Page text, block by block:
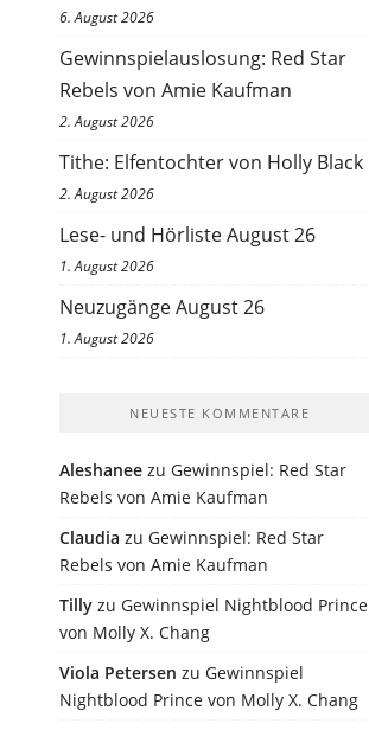
6. August 2026
Gewinnspielauslosung: Red Star
Rebels von Amie Kaufman
2. August 2026
Tithe: Elfentochter von Holly Black
2. August 2026
Lese- und Hörliste August 26
1. August 2026
Neuzugänge August 26
1. August 2026
NEUESTE KOMMENTARE
Aleshanee zu Gewinnspiel: Red Star
Rebels von Amie Kaufman
Claudia zu Gewinnspiel: Red Star
Rebels von Amie Kaufman
Tilly zu Gewinnspiel Nightblood Prince
von Molly X. Chang
Viola Petersen zu Gewinnspiel
Nightblood Prince von Molly X. Chang